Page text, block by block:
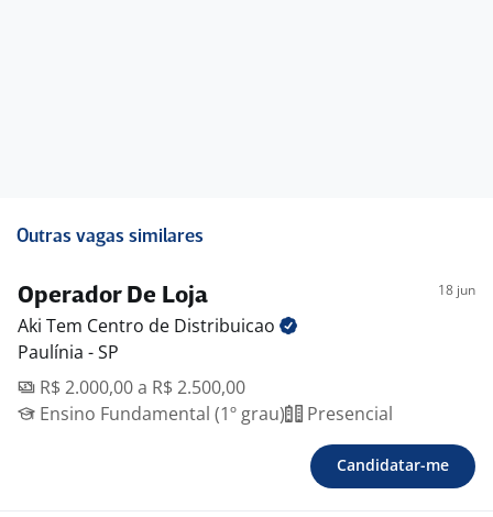
Outras vagas similares
Operador De Loja 18 jun
Aki Tem Centro de Distribuicao
Paulínia - SP
R$ 2.000,00 a R$ 2.500,00
Ensino Fundamental (1º grau)
Presencial
Candidatar-me